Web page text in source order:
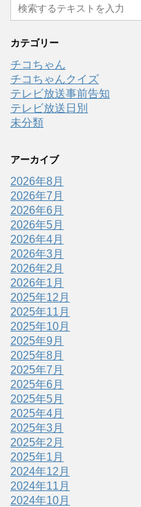
カテゴリー
チコちゃん
チコちゃんクイズ
テレビ放送事前告知
テレビ放送日別
未分類
アーカイブ
2026年8月
2026年7月
2026年6月
2026年5月
2026年4月
2026年3月
2026年2月
2026年1月
2025年12月
2025年11月
2025年10月
2025年9月
2025年8月
2025年7月
2025年6月
2025年5月
2025年4月
2025年3月
2025年2月
2025年1月
2024年12月
2024年11月
2024年10月